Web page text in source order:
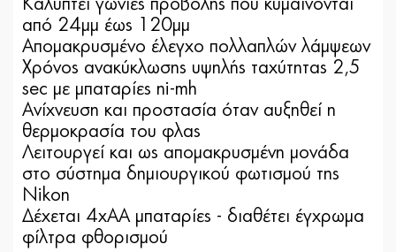
Καλύπτει γωνίες προβολής που κυμαίνονται
από 24μμ έως 120μμ
Απομακρυσμένο έλεγχο πολλαπλών λάμψεων
Χρόνος ανακύκλωσης υψηλής ταχύτητας 2,5
sec με μπαταρίες ni-mh
Ανίχνευση και προστασία όταν αυξηθεί η
θερμοκρασία του φλας
Λειτουργεί και ως απομακρυσμένη μονάδα
στο σύστημα δημιουργικού φωτισμού της
Nikon
Δέχεται 4xAA μπαταρίες - διαθέτει έγχρωμα
φίλτρα φθορισμού